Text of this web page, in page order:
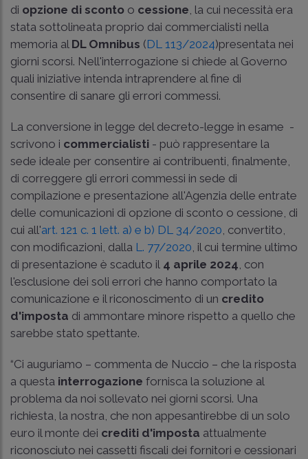
di opzione di sconto o cessione , la cui necessità era
stata sottolineata proprio dai commercialisti nella
memoria al DL Omnibus (DL 113/2024)presentata nei
giorni scorsi. Nell'interrogazione si chiede al Governo
quali iniziative intenda intraprendere al fine di
consentire di sanare gli errori commessi.
La conversione in legge del decreto-legge in esame -
scrivono i commercialisti - può rappresentare la
sede ideale per consentire ai contribuenti, finalmente,
di correggere gli errori commessi in sede di
compilazione e presentazione all'Agenzia delle entrate
delle comunicazioni di opzione di sconto o cessione, di
cui all'art. 121 c. 1 lett. a) e b) DL 34/2020 , convertito,
con modificazioni, dalla L. 77/2020 , il cui termine ultimo
di presentazione è scaduto il 4 aprile 2024 , con
l'esclusione dei soli errori che hanno comportato la
comunicazione e il riconoscimento di un credito
d'imposta di ammontare minore rispetto a quello che
sarebbe stato spettante.
“Ci auguriamo – commenta de Nuccio – che la risposta
a questa interrogazione fornisca la soluzione al
problema da noi sollevato nei giorni scorsi. Una
richiesta, la nostra, che non appesantirebbe di un solo
euro il monte dei crediti d'imposta attualmente
riconosciuto nei cassetti fiscali dei fornitori e cessionari